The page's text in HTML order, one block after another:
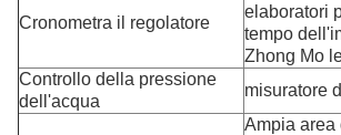
Cronometra il regolatore
elaboratori
tempo
Zhong Mo
Controllo della pressione
dell'acqua
misuratore
Ampia area